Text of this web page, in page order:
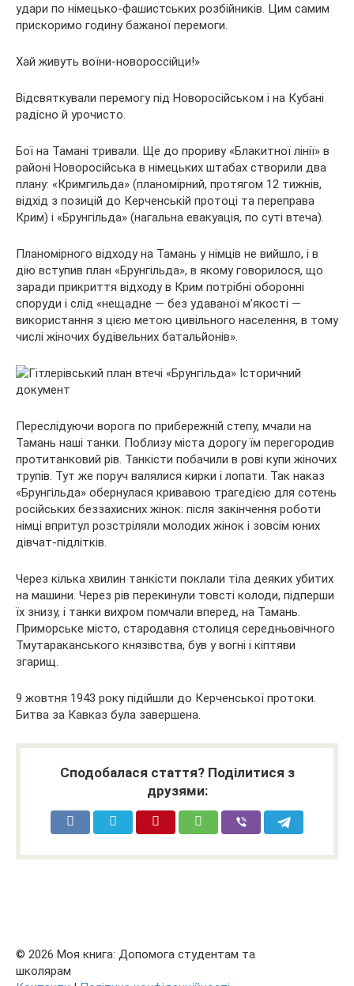
удари по німецько-фашистських розбійників. Цим самим
прискоримо годину бажаної перемоги.
Хай живуть воїни-новороссійци!»
Відсвяткували перемогу під Новоросійськом і на Кубані
радісно й урочисто.
Бої на Тамані тривали. Ще до прориву «Блакитної лінії» в
районі Новоросійська в німецьких штабах створили два
плану: «Кримгильда» (планомірний, протягом 12 тижнів,
відхід з позицій до Керченській протоці та переправа
Крим) і «Брунгільда» (нагальна евакуація, по суті втеча).
Планомірного відходу на Тамань у німців не вийшло, і в
дію вступив план «Брунгільда», в якому говорилося, що
заради прикриття відходу в Крим потрібні оборонні
споруди і слід «нещадне — без удаваної м’якості —
використання з цією метою цивільного населення, в тому
числі жіночих будівельних батальйонів».
Переслідуючи ворога по прибережній степу, мчали на
Тамань наші танки. Поблизу міста дорогу їм перегородив
протитанковий рів. Танкісти побачили в рові купи жіночих
трупів. Тут же поруч валялися кирки і лопати. Так наказ
«Брунгільда» обернулася кривавою трагедією для сотень
російських беззахисних жінок: після закінчення роботи
німці впритул розстріляли молодих жінок і зовсім юних
дівчат-підлітків.
Через кілька хвилин танкісти поклали тіла деяких убитих
на машини. Через рів перекинули товсті колоди, підперши
їх знизу, і танки вихром помчали вперед, на Тамань.
Приморське місто, стародавня столиця середньовічного
Тмутараканського князівства, був у вогні і кіптяви
згарищ.
9 жовтня 1943 року підійшли до Керченської протоки.
Битва за Кавказ була завершена.
Сподобалася стаття? Поділитися з
друзями:
© 2026 Моя книга: Допомога студентам та
школярам